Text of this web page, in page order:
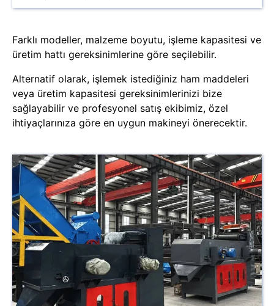
Farklı modeller, malzeme boyutu, işleme kapasitesi ve
üretim hattı gereksinimlerine göre seçilebilir.
Alternatif olarak, işlemek istediğiniz ham maddeleri
veya üretim kapasitesi gereksinimlerinizi bize
sağlayabilir ve profesyonel satış ekibimiz, özel
ihtiyaçlarınıza göre en uygun makineyi önerecektir.